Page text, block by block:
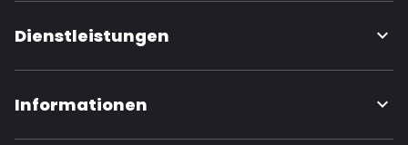
Dienstleistungen
Informationen